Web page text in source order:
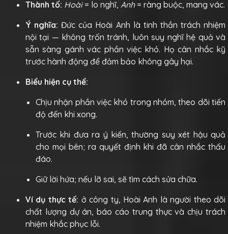
Thành tố: Hoài= lo nghĩ, Anh= ràng buộc, mang vác.
Ý nghĩa: Đức của Hoài Anh là tinh thần trách nhiệm
nội tại — không trốn tránh, luôn suy nghĩ hệ quả và
sẵn sàng gánh vác phần việc khó. Họ cân nhắc kỹ
trước hành động để đảm bảo không gây hại.
Biểu hiện cụ thể:
Chịu nhận phần việc khó trong nhóm, theo dõi tiến
độ đến khi xong.
Trước khi đưa ra ý kiến, thường suy xét hậu quả
cho mọi bên; ra quyết định khi đã cân nhắc thấu
đáo.
Giữ lời hứa; nếu lỡ sai, sẽ tìm cách sửa chữa.
Ví dụ thực tế: ở công ty, Hoài Anh là người theo dõi
chất lượng dự án, báo cáo trung thực và chịu trách
nhiệm khắc phục lỗi.